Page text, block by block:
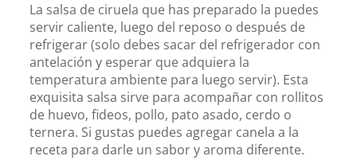
La salsa de ciruela que has preparado la puedes
servir caliente, luego del reposo o después de
refrigerar (solo debes sacar del refrigerador con
antelación y esperar que adquiera la
temperatura ambiente para luego servir). Esta
exquisita salsa sirve para acompañar con rollitos
de huevo, fideos, pollo, pato asado, cerdo o
ternera. Si gustas puedes agregar canela a la
receta para darle un sabor y aroma diferente.